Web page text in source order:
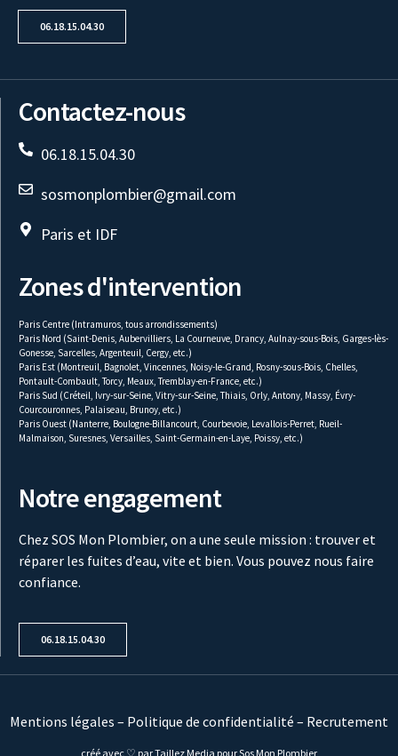
06.18.15.04.30
Contactez-nous
06.18.15.04.30
sosmonplombier@gmail.com
Paris et IDF
Zones d'intervention
Paris Centre (Intramuros, tous arrondissements)
Paris Nord (Saint-Denis, Aubervilliers, La Courneuve, Drancy, Aulnay-sous-Bois, Garges-lès-
Gonesse, Sarcelles, Argenteuil, Cergy, etc.)
Paris Est (Montreuil, Bagnolet Vincennes Noisy-le-Grand Rosny-sous-Bois Chelles
Pontault-Combault , Torcy, Meaux ,Tremblay-en-France , etc.)
Paris Sud (Créteil, Ivry-sur-Seine, Vitry-sur-Seine, Thiais, Orly, Antony, Massy, Évry-
Courcouronnes, Palaiseau, Brunoy, etc.)
Paris Ouest (Nanterre, Boulogne-Billancourt, Courbevoie, Levallois-Perret, Rueil-
Malmaison, Suresnes, Versailles, Saint-Germain-en-Laye, Poissy, etc.)
Notre engagement
Chez SOS Mon Plombier, on a une seule mission : trouver et
réparer les fuites d’eau, vite et bien. Vous pouvez nous faire
confiance.
06.18.15.04.30
Mentions légales – Politique de confidentialité – Recrutement
créé avec ♡ par Taillez Media pour Sos Mon Plombier